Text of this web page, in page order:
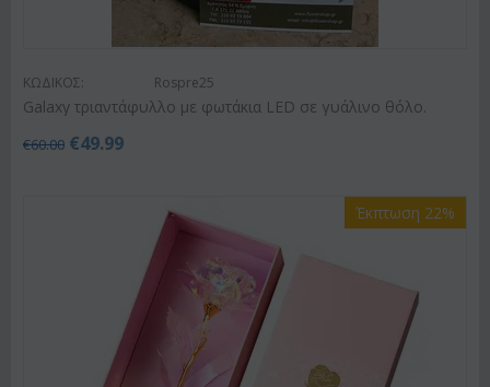
ΚΩΔΙΚΟΣ: Rospre25
Galaxy τριαντάφυλλο με φωτάκια LED σε γυάλινο θόλο.
€60.00 €49.99
Έκπτωση 22%